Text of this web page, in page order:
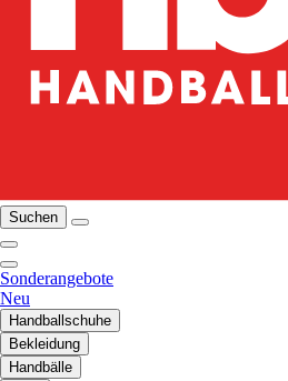
Suchen
Sonderangebote
Neu
Handballschuhe
Bekleidung
Handbälle